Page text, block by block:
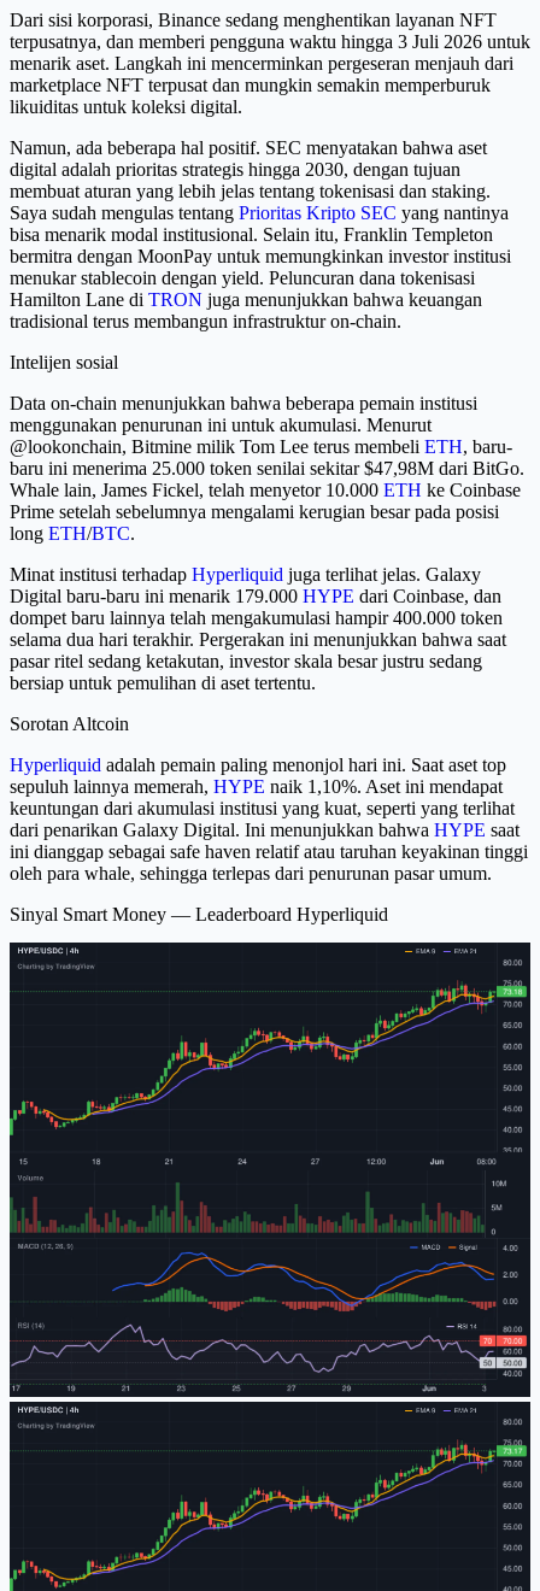
Dari sisi korporasi, Binance sedang menghentikan layanan NFT
terpusatnya, dan memberi pengguna waktu hingga 3 Juli 2026 untuk
menarik aset. Langkah ini mencerminkan pergeseran menjauh dari
marketplace NFT terpusat dan mungkin semakin memperburuk
likuiditas untuk koleksi digital.
Namun, ada beberapa hal positif. SEC menyatakan bahwa aset
digital adalah prioritas strategis hingga 2030, dengan tujuan
membuat aturan yang lebih jelas tentang tokenisasi dan staking.
Saya sudah mengulas tentang Prioritas Kripto SEC yang nantinya
bisa menarik modal institusional. Selain itu, Franklin Templeton
bermitra dengan MoonPay untuk memungkinkan investor institusi
menukar stablecoin dengan yield. Peluncuran dana tokenisasi
Hamilton Lane di TRON juga menunjukkan bahwa keuangan
tradisional terus membangun infrastruktur on-chain.
Intelijen sosial
Data on-chain menunjukkan bahwa beberapa pemain institusi
menggunakan penurunan ini untuk akumulasi. Menurut
@lookonchain, Bitmine milik Tom Lee terus membeli ETH, baru-
baru ini menerima 25.000 token senilai sekitar $47,98M dari BitGo.
Whale lain, James Fickel, telah menyetor 10.000 ETH ke Coinbase
Prime setelah sebelumnya mengalami kerugian besar pada posisi
long ETH/BTC.
Minat institusi terhadap Hyperliquid juga terlihat jelas. Galaxy
Digital baru-baru ini menarik 179.000 HYPE dari Coinbase, dan
dompet baru lainnya telah mengakumulasi hampir 400.000 token
selama dua hari terakhir. Pergerakan ini menunjukkan bahwa saat
pasar ritel sedang ketakutan, investor skala besar justru sedang
bersiap untuk pemulihan di aset tertentu.
Sorotan Altcoin
Hyperliquid adalah pemain paling menonjol hari ini. Saat aset top
sepuluh lainnya memerah, HYPE naik 1,10%. Aset ini mendapat
keuntungan dari akumulasi institusi yang kuat, seperti yang terlihat
dari penarikan Galaxy Digital. Ini menunjukkan bahwa HYPE saat
ini dianggap sebagai safe haven relatif atau taruhan keyakinan tinggi
oleh para whale, sehingga terlepas dari penurunan pasar umum.
Sinyal Smart Money — Leaderboard Hyperliquid